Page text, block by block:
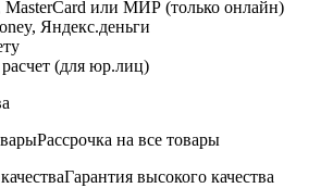
MasterCard или МИР (только онлайн)
Яндекс.деньги
(для юр.лиц)
Рассрочка на все товары
Гарантия высокого качества